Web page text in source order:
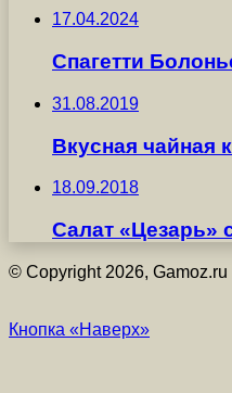
17.04.2024
Спагетти
31.08.2019
Вкусная чайная
18.09.2018
Салат «Цезарь»
© Copyright 2026, Gamoz.ru
Кнопка «Наверх»